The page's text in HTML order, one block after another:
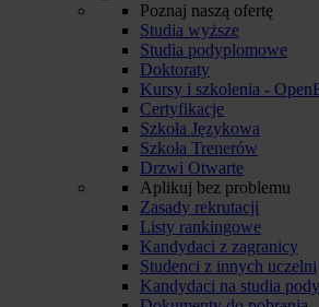
Poznaj naszą ofertę
Studia wyższe
Studia podyplomowe
Doktoraty
Kursy i szkolenia -
Certyfikacje
Szkoła Językowa
Szkoła Trenerów
Drzwi Otwarte
Aplikuj bez problemu
Zasady rekrutacji
Listy rankingowe
Kandydaci z zagranicy
Studenci z innych uczelni
Kandydaci na studia